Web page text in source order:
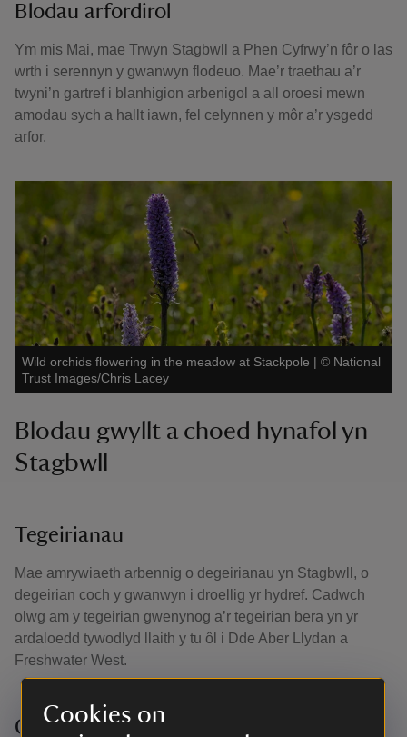
Cookies on
Blodau arfordirol
Ym mis Mai, mae Trwyn Stagbwll a Phen Cyfrwy’n fôr o las
wrth i serennyn y gwanwyn flodeuo. Mae’r traethau a’r
twyni’n gartref i blanhigion arbenigol a all oroesi mewn
amodau sych a hallt iawn, fel celynnen y môr a’r ysgedd
arfor.
Wild orchids flowering in the meadow at Stackpole | © National
Trust Images/Chris Lacey
Blodau gwyllt a choed hynafol yn
Stagbwll
Tegeirianau
Mae amrywiaeth arbennig o degeirianau yn Stagbwll, o
degeirian coch y gwanwyn i droellig yr hydref. Cadwch
olwg am y tegeirian gwenynog a’r tegeirian bera yn yr
ardaloedd tywodlyd llaith y tu ôl i Dde Aber Llydan a
Freshwater West.
Coed hynafol